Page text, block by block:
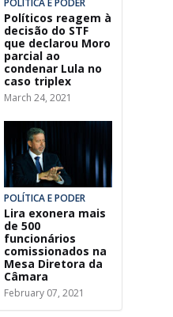
POLÍTICA E PODER
Políticos reagem à
decisão do STF
que declarou Moro
parcial ao
condenar Lula no
caso triplex
March 24, 2021
POLÍTICA E PODER
Lira exonera mais
de 500
funcionários
comissionados na
Mesa Diretora da
Câmara
February 07, 2021